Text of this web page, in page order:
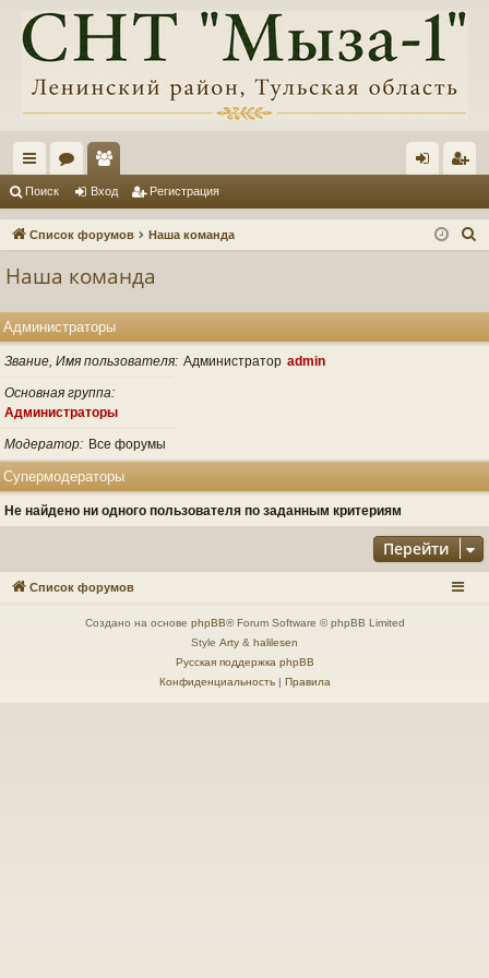
с
ы ум
ол
ьз
ел
и
д ис
Поиск Вход Регистрация
Список форумов Наша команда
Наша команда
Администраторы
Звание, Имя пользователя Администратор admin
Основная группа
Администраторы
Модератор Все форумы
Супермодераторы
Не найдено ни одного пользователя по заданным критериям
Перейти
Список форумов
Создано на основе phpBB® Forum Software © phpBB Limited
Style Arty & halilesen
Русская поддержка phpBB
Конфиденциальность| Правила